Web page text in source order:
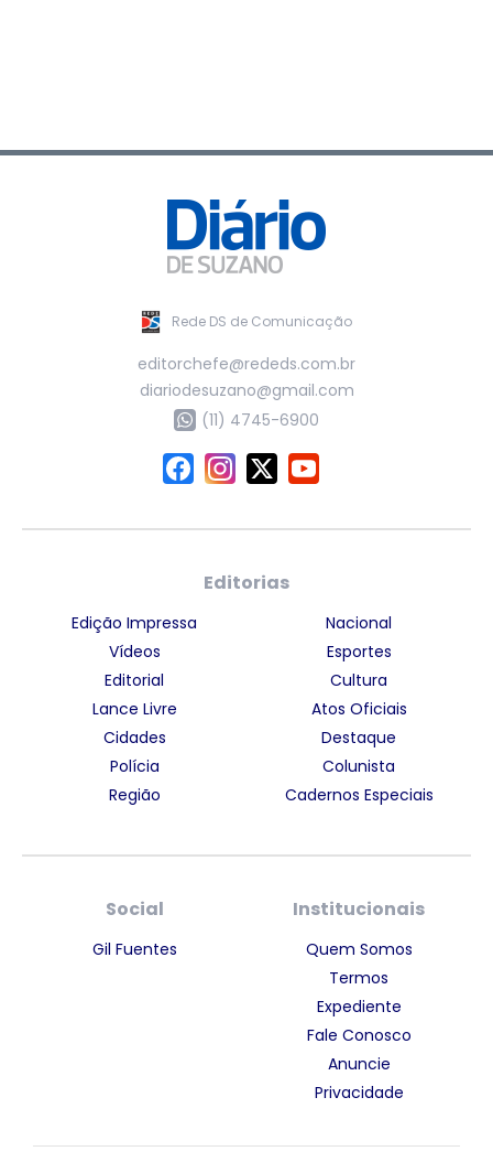
Rede DS de Comunicação
editorchefe@rededs.com.br
diariodesuzano@gmail.com
(11) 4745-6900
Editorias
Edição Impressa
Vídeos
Editorial
Lance Livre
Cidades
Polícia
Região
Nacional
Esportes
Cultura
Atos Oficiais
Destaque
Colunista
Cadernos Especiais
Social
Gil Fuentes
Institucionais
Quem Somos
Termos
Expediente
Fale Conosco
Anuncie
Privacidade